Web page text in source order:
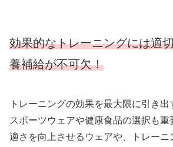
効果的なトレーニングには適
養補給が不可欠！
トレーニングの効果を最大限に引き
スポーツウェアや健康食品の選択も
適さを向上させるウェアや、トレーニ